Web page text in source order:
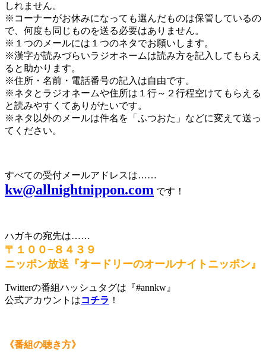
しれません。
※コーナーがお休みになっても選んだものは保管しているの
で、何度も同じものを送る必要はありません。
※１つのメールには１つのネタでお願いします。
※漢字が読みづらいラジオネームは読み方を記入してもらえ
ると助かります。
※住所・名前・電話番号の記入は自由です。
※ネタとラジオネームや住所は１行～２行程空けてもらえる
と読みやすくてありがたいです。
※ネタ以外のメールは件名を「ふつおた」などに変えて送っ
てください。
すべての受付メールアドレスは……
kw@allnightnippon.com です！
ハガキの宛先は……
〒１００−８４３９
ニッポン放送『オードリーのオールナイトニッポン』
Twitterの番組ハッシュタグは『#annkw』
公式アカウントはコチラ ！
《番組の聴き方》